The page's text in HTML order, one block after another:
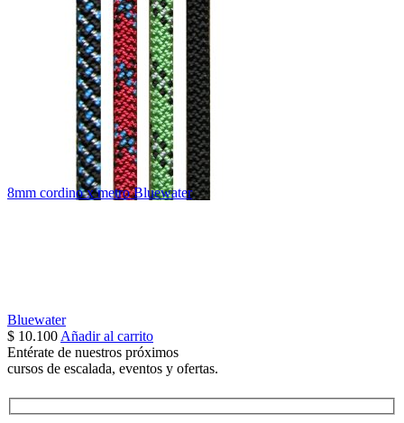
8mm cordino x metro Bluewater
Bluewater
$ 10.100 Añadir al carrito
Entérate de nuestros próximos
cursos de escalada, eventos y ofertas.